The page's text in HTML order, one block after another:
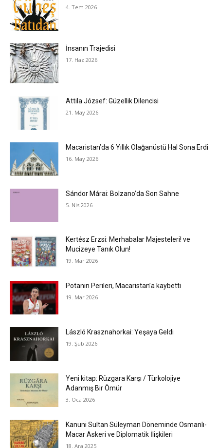
4. Tem 2026
İnsanın Trajedisi
17. Haz 2026
Attila József: Güzellik Dilencisi
21. May 2026
Macaristan’da 6 Yıllık Olağanüstü Hal Sona Erdi
16. May 2026
Sándor Márai: Bolzano’da Son Sahne
5. Nis 2026
Kertész Erzsi: Merhabalar Majesteleri! ve
Mucizeye Tanık Olun!
19. Mar 2026
Potanın Perileri, Macaristan’a kaybetti
19. Mar 2026
László Krasznahorkai: Yeşaya Geldi
19. Şub 2026
Yeni kitap: Rüzgara Karşı / Türkolojiye
Adanmış Bir Ömür
3. Oca 2026
Kanuni Sultan Süleyman Döneminde Osmanlı-
Macar Askeri ve Diplomatik İlişkileri
18. Ara 2025